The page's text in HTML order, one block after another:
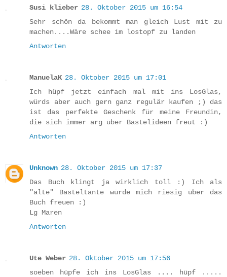
Susi klieber 28. Oktober 2015 um 16:54
Sehr schön da bekommt man gleich Lust mit zu
machen....Wäre schee im lostopf zu landen
Antworten
ManuelaK 28. Oktober 2015 um 17:01
Ich hüpf jetzt einfach mal mit ins LosGlas,
würds aber auch gern ganz regulär kaufen ;) das
ist das perfekte Geschenk für meine Freundin,
die sich immer arg über Bastelideen freut :)
Antworten
Unknown 28. Oktober 2015 um 17:37
Das Buch klingt ja wirklich toll :) Ich als
"alte" Basteltante würde mich riesig über das
Buch freuen :)
Lg Maren
Antworten
Ute Weber 28. Oktober 2015 um 17:56
soeben hüpfe ich ins LosGlas .... hüpf .....